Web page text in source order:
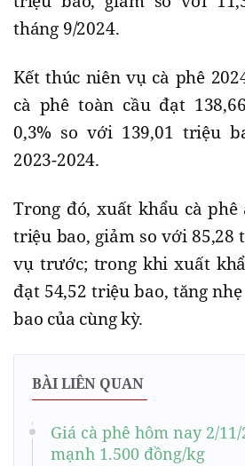
tháng 9/2024.
Kết thúc niên vụ cà phê
cà phê toàn cầu đạt
0,3% so với 139,01 triệu
2023-2024.
Trong đó, xuất khẩu cà phê
triệu bao, giảm so với 85,28
vụ trước; trong khi xuất
đạt 54,52 triệu bao, tăng
bao của cùng kỳ.
BÀI LIÊN QUAN
Giá cà phê hôm nay 2/
mạnh 1.500 đồng/kg